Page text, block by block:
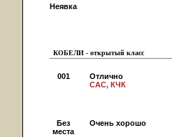
Неявка
КОБЕЛИ - открытый класс
001
Отлично
CAC, КЧК
Без
места
Очень хорошо